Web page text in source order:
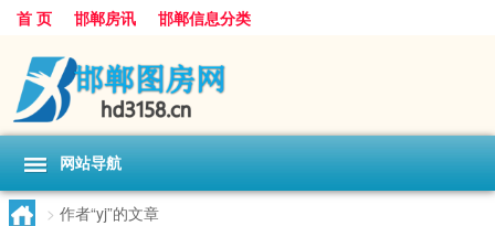
首 页 邯郸房讯 邯郸信息分类
网站导航
> 作者“yj”的文章